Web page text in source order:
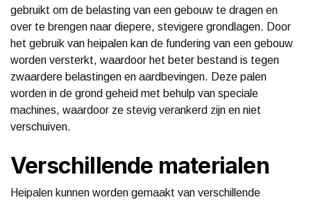
gebruikt om de belasting van een gebouw te dragen en
over te brengen naar diepere, stevigere grondlagen. Door
het gebruik van heipalen kan de fundering van een gebouw
worden versterkt, waardoor het beter bestand is tegen
zwaardere belastingen en aardbevingen. Deze palen
worden in de grond geheid met behulp van speciale
machines, waardoor ze stevig verankerd zijn en niet
verschuiven.
Verschillende materialen
Heipalen kunnen worden gemaakt van verschillende